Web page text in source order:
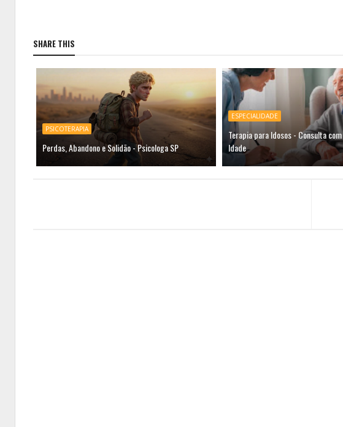
SHARE THIS
PSICOTERAPIA
Perdas, Abandono e Solidão - Psicologa SP
ESPECIALIDADE
Terapia para Idosos - Consulta
Idade